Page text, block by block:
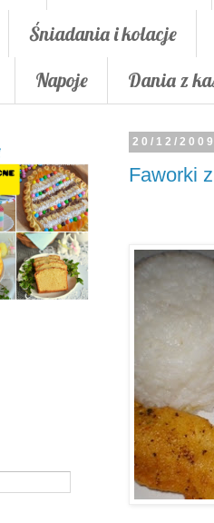
Śniadania i kolacje
Napoje Dania z
20/12/
Faworki